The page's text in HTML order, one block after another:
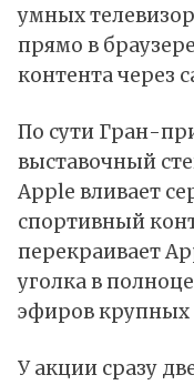
умных
прямо в
контента через
По сути Гран-
выставочный
Apple вливает
спортивный
перекраивает
уголка в
эфиров крупных
У акции сразу